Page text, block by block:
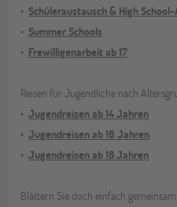
Schüleraustausch & High
Summer Schools
Frewilligenarbeit ab 17
Reisen für Jugendliche nach
Jugendreisen ab 14 Jahren
Jugendreisen ab 16 Jahren
Jugendreisen ab 18 Jahren
Blättern Sie doch einfach